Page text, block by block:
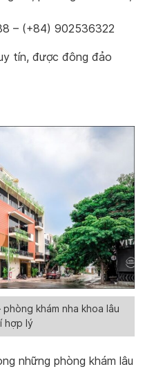
– (+84) 902536322
tín, được đông đảo
khám nha khoa lâu
hợp lý
những phòng khám lâu